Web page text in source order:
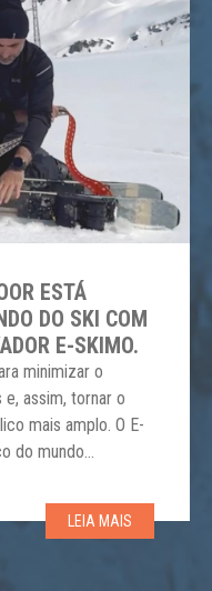
ESTÁ
DO SKI COM
E-SKIMO.
minimizar o
assim, tornar o
mais amplo. O E-
do mundo
no sucesso
replicar […]LEIA MAIS